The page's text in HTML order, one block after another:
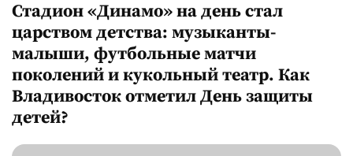
Стадион «Динамо» на день стал
царством детства: музыканты-
малыши, футбольные матчи
поколений и кукольный театр. Как
Владивосток отметил День защиты
детей?